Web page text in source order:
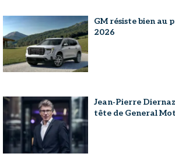
GM résiste bien au
2026
Jean‑Pierre
tête de General